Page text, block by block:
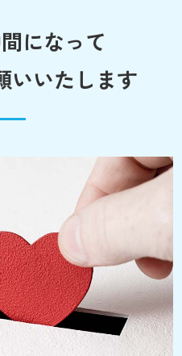
になって
いいたします